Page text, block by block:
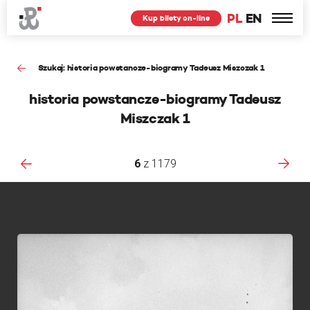
PL EN
Kup bilety on-line
Szukaj: historia powstancze-biogramy Tadeusz Miszczak 1
historia powstancze-biogramy Tadeusz
Miszczak 1
6z 1179